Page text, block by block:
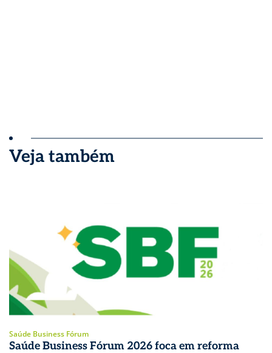
Veja também
Saúde Business Fórum
Saúde Business Fórum 2026 foca em reforma